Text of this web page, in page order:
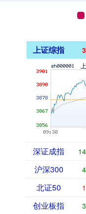
上证综指
深证成指
沪深300
北证50
创业板指